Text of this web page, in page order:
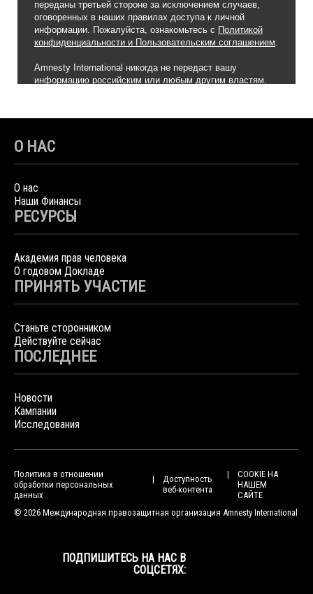
О НАС
О нас
Наши Финансы
РЕСУРСЫ
Академия прав человека
О годовом Докладе
ПРИНЯТЬ УЧАСТИЕ
Станьте сторонником
Действуйте сейчас
ПОСЛЕДНЕЕ
Новости
Кампании
Исследования
Политика в отношении
обработки персональных
данных
Доступность
веб-контента
COOKIE НА
НАШЕМ
САЙТЕ
© 2026 Международная правозащитная организация Amnesty International
ПОДПИШИТЕСЬ НА НАС В
СОЦСЕТЯХ: